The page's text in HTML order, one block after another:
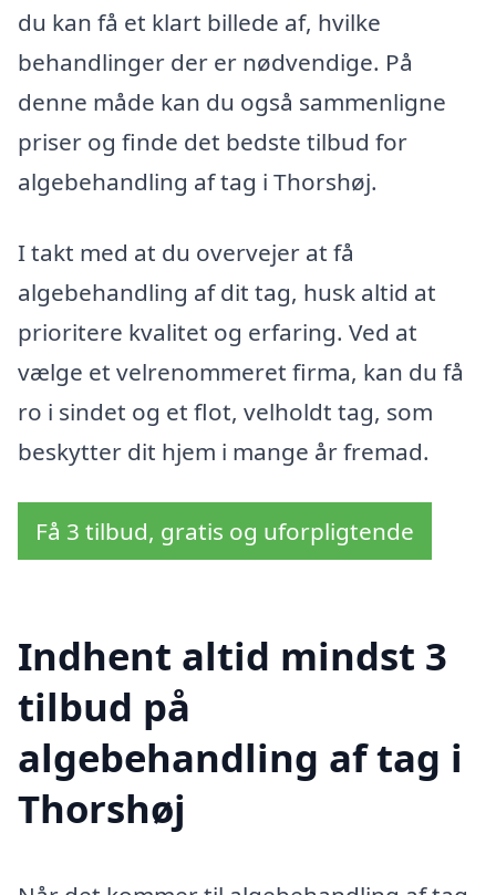
du kan få et klart billede af, hvilke
behandlinger der er nødvendige. På
denne måde kan du også sammenligne
priser og finde det bedste tilbud for
algebehandling af tag i Thorshøj.
I takt med at du overvejer at få
algebehandling af dit tag, husk altid at
prioritere kvalitet og erfaring. Ved at
vælge et velrenommeret firma, kan du få
ro i sindet og et flot, velholdt tag, som
beskytter dit hjem i mange år fremad.
Få 3 tilbud, gratis og uforpligtende
Indhent altid mindst 3
tilbud på
algebehandling af tag i
Thorshøj